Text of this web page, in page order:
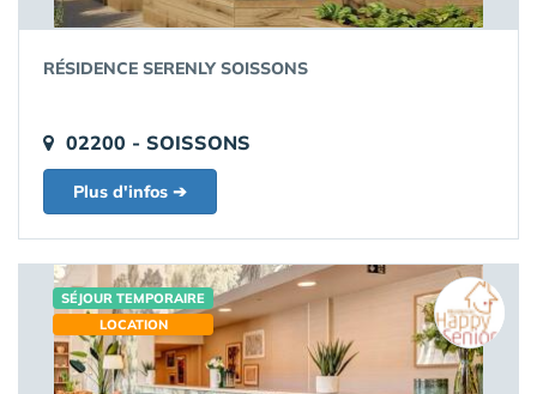
RÉSIDENCE SERENLY SOISSONS
02200 - SOISSONS
Plus d'infos ➔
SÉJOUR TEMPORAIRE
LOCATION